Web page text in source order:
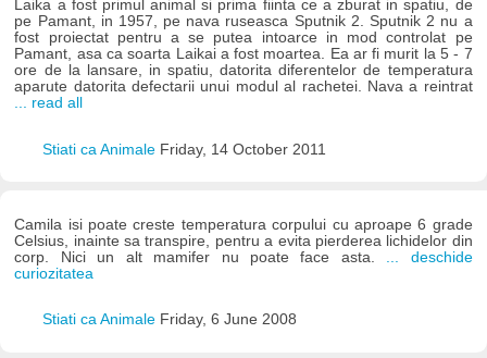
Laika a fost primul animal si prima fiinta ce a zburat in spatiu, de
pe Pamant, in 1957, pe nava ruseasca Sputnik 2. Sputnik 2 nu a
fost proiectat pentru a se putea intoarce in mod controlat pe
Pamant, asa ca soarta Laikai a fost moartea. Ea ar fi murit la 5 - 7
ore de la lansare, in spatiu, datorita diferentelor de temperatura
aparute datorita defectarii unui modul al rachetei. Nava a reintrat
... read all
Stiati ca Animale Friday, 14 October 2011
Camila isi poate creste temperatura corpului cu aproape 6 grade
Celsius, inainte sa transpire, pentru a evita pierderea lichidelor din
corp. Nici un alt mamifer nu poate face asta. ... deschide
curiozitatea
Stiati ca Animale Friday, 6 June 2008